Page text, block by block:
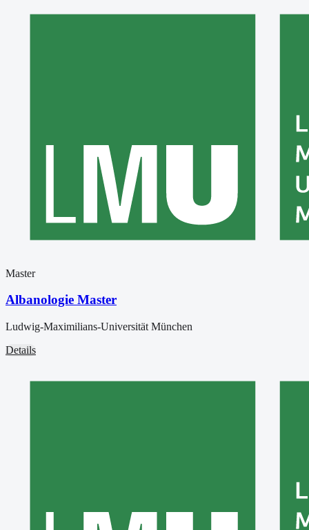
Master
Albanologie Master
Ludwig-Maximilians-Universität München
Details